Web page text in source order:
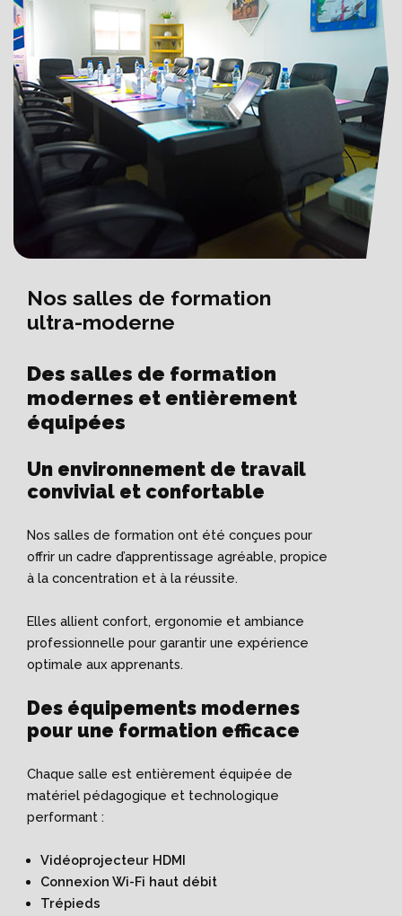
Nos salles de formation
ultra-moderne
Des salles de formation
modernes et entièrement
équipées
Un environnement de travail
convivial et confortable
Nos salles de formation ont été conçues pour
offrir un cadre d’apprentissage agréable, propice
à la concentration et à la réussite.
Elles allient confort, ergonomie et ambiance
professionnelle pour garantir une expérience
optimale aux apprenants.
Des équipements modernes
pour une formation efficace
Chaque salle est entièrement équipée de
matériel pédagogique et technologique
performant :
Vidéoprojecteur HDMI
Connexion Wi-Fi haut débit
Trépieds